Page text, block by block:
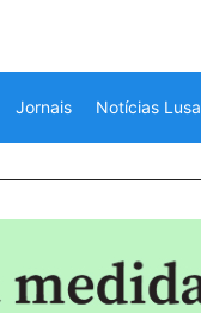
Jornais Notícias Lusa